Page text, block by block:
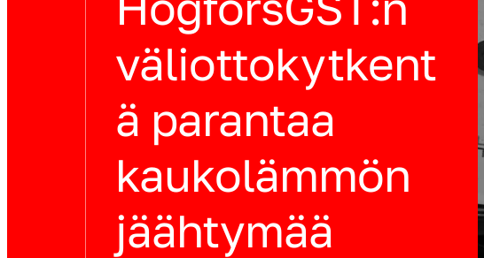
väliottokytkent
ä parantaa
kaukolämmön
jäähtymää